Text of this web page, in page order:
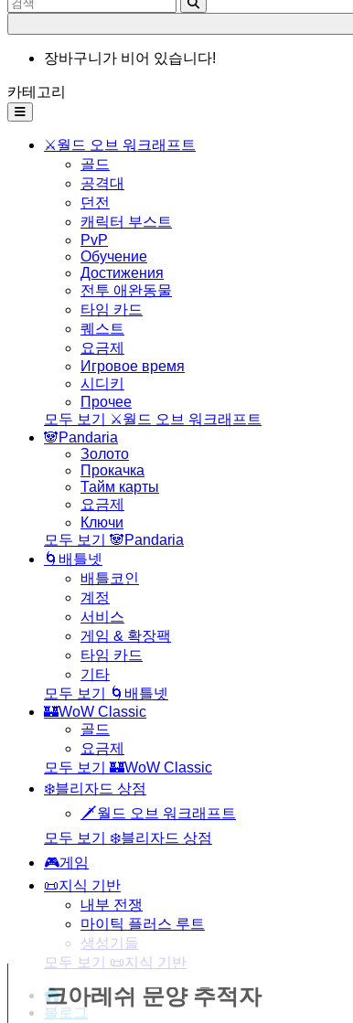
장바구니가 비어 있습니다!
카테고리
⚔️월드 오브 워크래프트
골드
공격대
던전
캐릭터 부스트
PvP
Обучение
Достижения
전투 애완동물
타임 카드
퀘스트
요금제
Игровое время
시디키
Прочее
모두 보기 ⚔️월드 오브 워크래프트
🐼Pandaria
Золото
Прокачка
Тайм карты
요금제
Ключи
모두 보기 🐼Pandaria
🌀배틀넷
배틀코인
계정
서비스
게임 & 확장팩
타임 카드
기타
모두 보기 🌀배틀넷
🏰WoW Classic
골드
요금제
모두 보기 🏰WoW Classic
❄️블리자드 상점
🗡️월드 오브 워크래프트
모두 보기 ❄️블리자드 상점
🎮게임
📜지식 기반
내부 전쟁
마이틱 플러스 루트
생성기들
모두 보기 📜지식 기반
블로그
크아레쉬 문양 추적자